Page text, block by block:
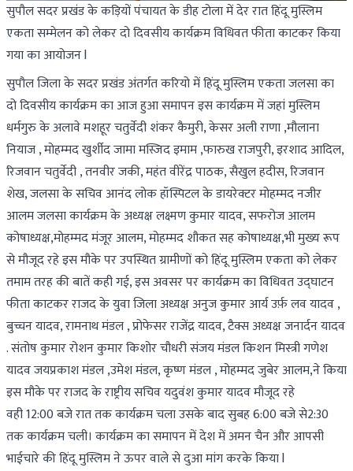
सुपौल सदर प्रखंड के कड़ियों पंचायत के डीह टोला में देर रात हिंदू मुस्लिम
एकता सम्मेलन को लेकर दो दिवसीय कार्यक्रम विधिवत फीता काटकर किया
गया का आयोजन l
सुपौल जिला के सदर प्रखंड अंतर्गत करियो में हिंदू मुस्लिम एकता जलसा का
दो दिवसीय कार्यक्रम का आज हुआ समापन इस कार्यक्रम में जहां मुस्लिम
धर्मगुरु के अलावे मशहूर चतुर्वेदी शंकर कैमुरी, केसर अली राणा ,मौलाना
नियाज , मोहम्मद खुर्शीद जामा मस्जिद इमाम ,फारुख राजपुरी, इरशाद आदिल,
रिजवान चतुर्वेदी , तनवीर जकी, महंत वीरेंद्र पाठक, सैखुल हदीस, रिजवान
शेख, जलसा के सचिव आनंद लोक हॉस्पिटल के डायरेक्टर मोहम्मद नजीर
आलम जलसा कार्यक्रम के अध्यक्ष लक्ष्मण कुमार यादव, सफरोज आलम
कोषाध्यक्ष,मोहम्मद मंजूर आलम, मोहम्मद शौकत सह कोषाध्यक्ष,भी मुख्य रूप
से मौजूद रहे इस मौके पर उपस्थित ग्रामीणों को हिंदू मुस्लिम एकता को लेकर
तमाम तरह की बातें कही गई, इस अवसर पर कार्यक्रम का विधिवत उद्घाटन
फीता काटकर राजद के युवा जिला अध्यक्ष अनुज कुमार आर्य उर्फ़ लव यादव ,
बुच्चन यादव, रामनाथ मंडल , प्रोफेसर राजेंद्र यादव, टैक्स अध्यक्ष जनार्दन यादव
. संतोष कुमार रोशन कुमार किशोर चौधरी संजय मंडल किशन मिस्त्री गणेश
यादव जयप्रकाश मंडल ,उमेश मंडल, कृष्ण मंडल , मोहम्मद जुबेर आलम,ने किया
इस मौके पर राजद के राष्ट्रीय सचिव यदुवंश कुमार यादव मौजूद रहे
वही 12:00 बजे रात तक कार्यक्रम चला उसके बाद सुबह 6:00 बजे से2:30
तक कार्यक्रम चली। कार्यक्रम का समापन में देश में अमन चैन और आपसी
भाईचारे की हिंदू मुस्लिम ने ऊपर वाले से दुआ मांग करके किया l